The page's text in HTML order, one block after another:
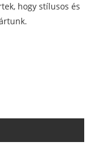
hogy stílusos és